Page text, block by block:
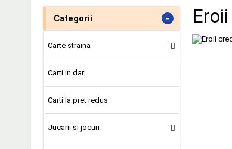
Categorii -
Carte straina
Carti in dar
Carti la pret redus
Jucarii si jocuri